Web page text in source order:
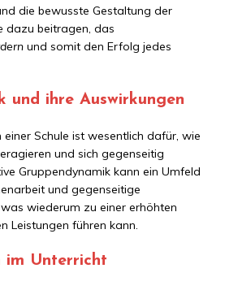
die bewusste Gestaltung der
dazu beitragen, das
und somit den Erfolg jedes
und ihre Auswirkungen
Schule ist wesentlich dafür, wie
und sich gegenseitig
Gruppendynamik kann ein Umfeld
und gegenseitige
wiederum zu einer erhöhten
Leistungen führen kann.
im Unterricht